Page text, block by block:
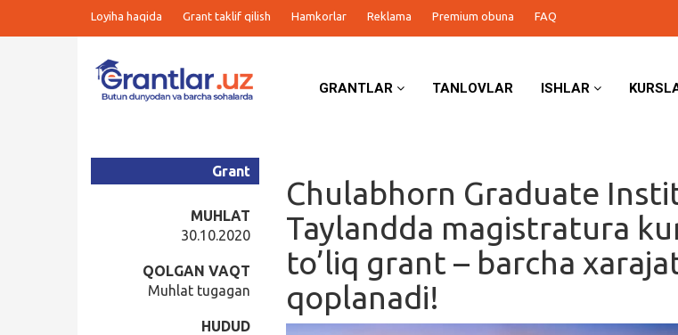
Loyiha haqida Grant taklif qilish Hamkorlar Reklama Premium obuna FAQ
GRANTLAR TANLOVLAR ISHLAR
Chulabhorn Graduate
Taylandda magistratura
to’liq grant – barcha
qoplanadi!
Grant
MUHLAT
30.10.2020
QOLGAN VAQT
Muhlat tugagan
HUDUD